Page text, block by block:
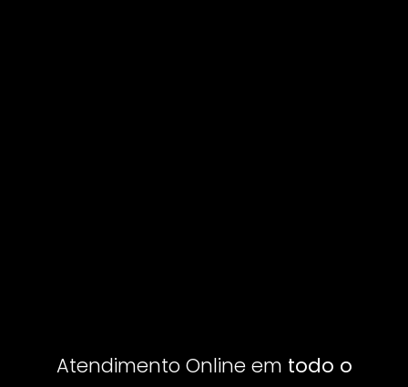
Atendimento Online em todo o